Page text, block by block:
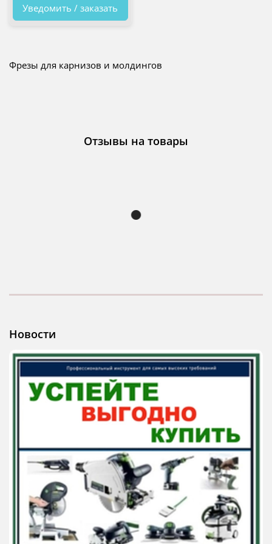
Уведомить / заказать
Фрезы для карнизов и молдингов
Отзывы на товары
Новости